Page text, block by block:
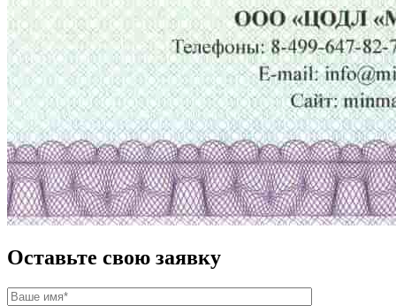
Оставьте свою заявку